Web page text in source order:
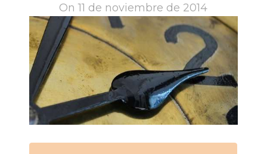
On 11 de noviembre de 2014